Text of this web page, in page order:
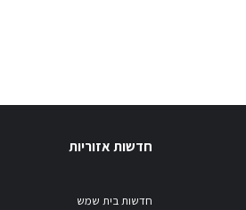
חדשות אזוריות
חדשות בית שמש